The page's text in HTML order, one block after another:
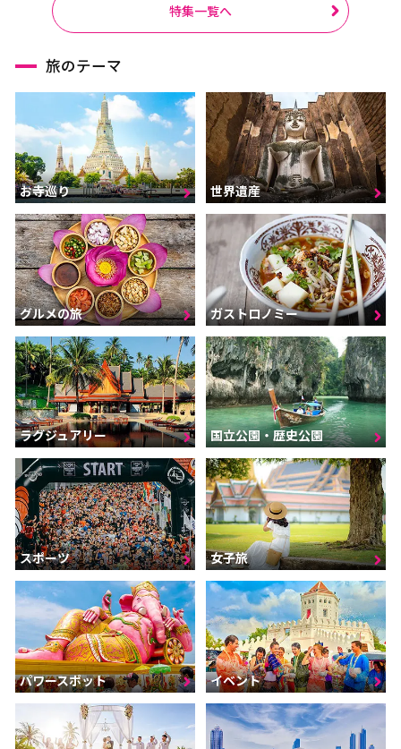
特集一覧へ
旅のテーマ
お寺巡り 世界遺産
グルメの旅 ガストロノミー
ラグジュアリー 国立公園・歴史公園
スポーツ 女子旅
パワースポット イベント